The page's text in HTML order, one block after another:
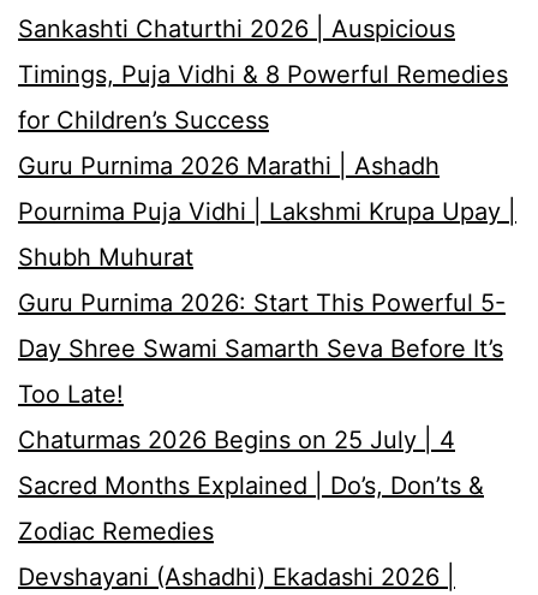
Sankashti Chaturthi 2026 | Auspicious
Timings, Puja Vidhi & 8 Powerful Remedies
for Children’s Success
Guru Purnima 2026 Marathi | Ashadh
Pournima Puja Vidhi | Lakshmi Krupa Upay |
Shubh Muhurat
Guru Purnima 2026: Start This Powerful 5-
Day Shree Swami Samarth Seva Before It’s
Too Late!
Chaturmas 2026 Begins on 25 July | 4
Sacred Months Explained | Do’s, Don’ts &
Zodiac Remedies
Devshayani (Ashadhi) Ekadashi 2026 |